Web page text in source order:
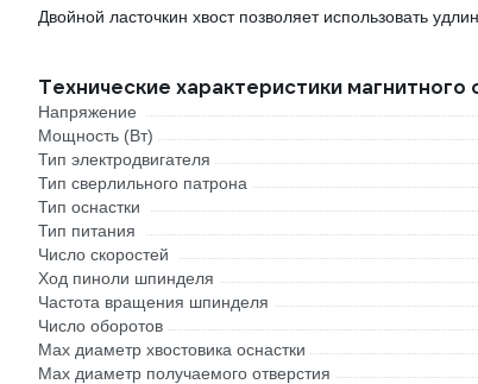
Двойной ласточкин хвост позволяет использовать
Технические характеристики
Напряжение
Мощность (Вт)
Тип электродвигателя
Тип сверлильного патрона
Тип оснастки
Тип питания
Число скоростей
Ход пиноли шпинделя
Частота вращения шпинделя
Число оборотов
Max диаметр хвостовика оснастки
Max диаметр получаемого отверстия